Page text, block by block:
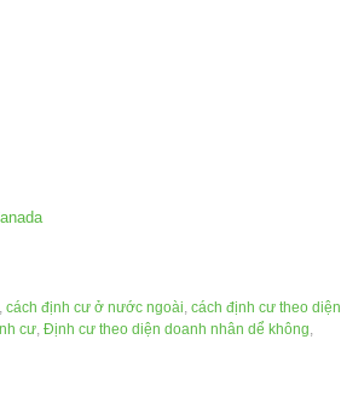
, cách định cư ở nước ngoài, cách định cư theo diện
cư, Định cư theo diện doanh nhân dể không,